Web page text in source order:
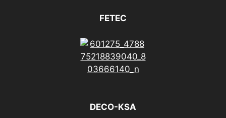
FETEC
DECO-KSA